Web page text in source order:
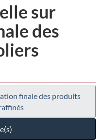
sur
des
finale des produits